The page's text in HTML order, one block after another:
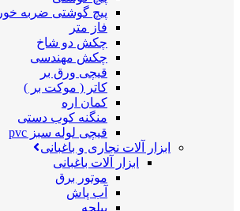
پیچ گوشتی ضربه خور
فاز متر
چکش دو شاخ
چکش مهندسی
قیچی ورق بر
کاتر ( موکت بر )
کمان اره
منگنه کوب دستی
قیچی لوله سبز pvc
ابزار آلات نجاری و باغبانی
ابزار آلات باغبانی
موتور برق
آب پاش
بیلچه